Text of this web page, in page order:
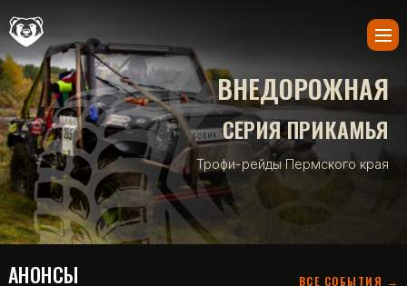
ВНЕДОРОЖНАЯ
СЕРИЯ ПРИКАМЬЯ
Трофи-рейды Пермского края
АНОНСЫ ВСЕ СОБЫТИЯ →